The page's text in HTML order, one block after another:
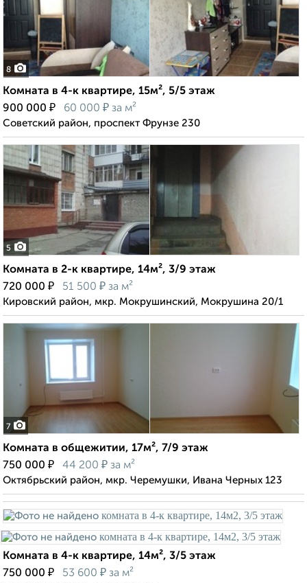
8
Комната в 4-к квартире, 15м², 5/5 этаж
900 000 ₽ 60 000 ₽ за м²
Советский район, проспект Фрунзе 230
5
Комната в 2-к квартире, 14м², 3/9 этаж
720 000 ₽ 51 500 ₽ за м²
Кировский район, мкр. Мокрушинский, Мокрушина 20/1
7
Комната в общежитии, 17м², 7/9 этаж
750 000 ₽ 44 200 ₽ за м²
Октябрьский район, мкр. Черемушки, Ивана Черных 123
Комната в 4-к квартире, 14м², 3/5 этаж
750 000 ₽ 53 600 ₽ за м²